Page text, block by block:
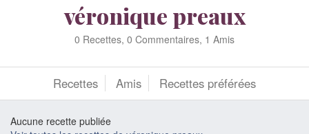
véronique preaux
0 Recettes, 0 Commentaires, 1 Amis
Recettes Amis Recettes préférées
Aucune recette publiée